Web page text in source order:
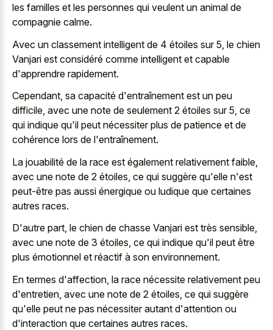
les familles et les personnes qui veulent un animal de
compagnie calme.
Avec un classement intelligent de 4 étoiles sur 5, le chien
Vanjari est considéré comme intelligent et capable
d'apprendre rapidement.
Cependant, sa capacité d'entraînement est un peu
difficile, avec une note de seulement 2 étoiles sur 5, ce
qui indique qu'il peut nécessiter plus de patience et de
cohérence lors de l'entraînement.
La jouabilité de la race est également relativement faible,
avec une note de 2 étoiles, ce qui suggère qu'elle n'est
peut-être pas aussi énergique ou ludique que certaines
autres races.
D'autre part, le chien de chasse Vanjari est très sensible,
avec une note de 3 étoiles, ce qui indique qu'il peut être
plus émotionnel et réactif à son environnement.
En termes d'affection, la race nécessite relativement peu
d'entretien, avec une note de 2 étoiles, ce qui suggère
qu'elle peut ne pas nécessiter autant d'attention ou
d'interaction que certaines autres races.